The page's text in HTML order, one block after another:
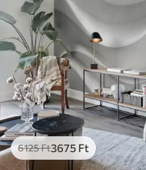
6125Ft3675 Ft